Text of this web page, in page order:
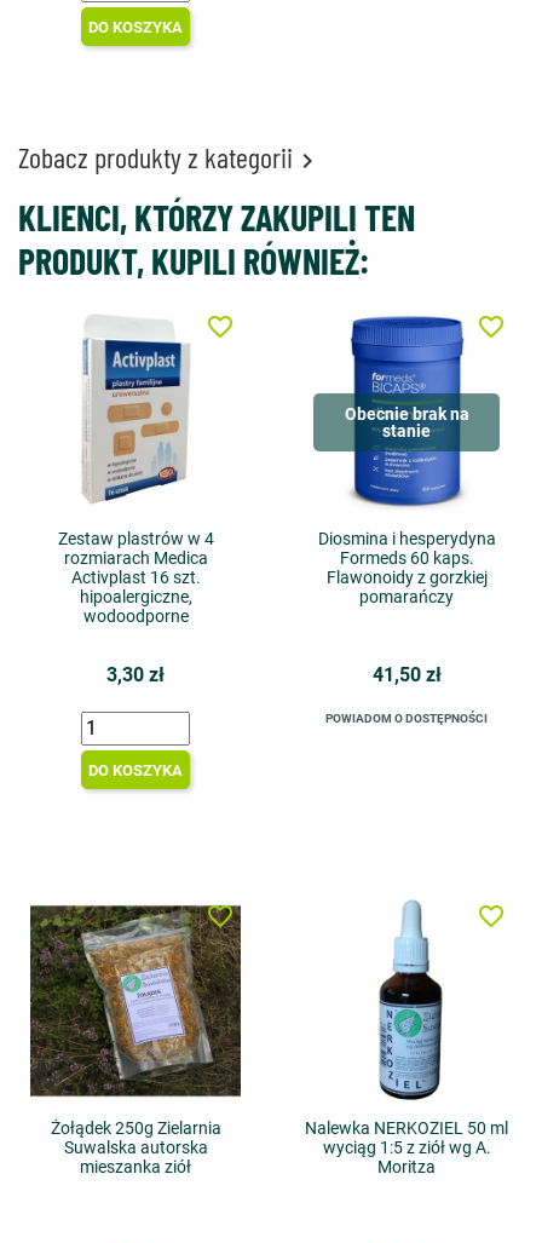
DO KOSZYKA
Zobacz produkty z kategorii 
KLIENCI, KTÓRZY ZAKUPILI TEN
PRODUKT, KUPILI RÓWNIEŻ:
Zestaw plastrów w 4
rozmiarach Medica
Activplast 16 szt.
hipoalergiczne,
wodoodporne
3,30 zł
DO KOSZYKA
favorite_border
Obecnie brak na
stanie
Diosmina i hesperydyna
Formeds 60 kaps.
Flawonoidy z gorzkiej
pomarańczy
41,50 zł
POWIADOM O DOSTĘPNOŚCI
favorite_border
Żołądek 250g Zielarnia
Suwalska autorska
mieszanka ziół
favorite_border
Nalewka NERKOZIEL 50 ml
wyciąg 1:5 z ziół wg A.
Moritza
favorite_border